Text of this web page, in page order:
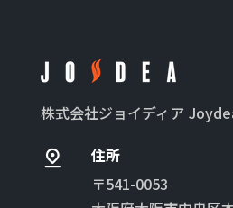
株式会社ジョイディア
住所
〒541-0053